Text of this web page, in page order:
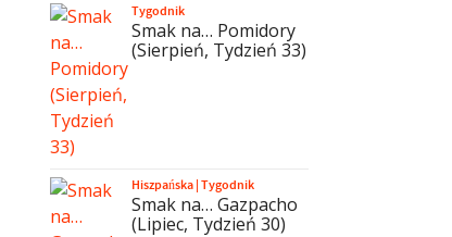
Tygodnik
Smak na… Pomidory
(Sierpień, Tydzień 33)
Hiszpańska|Tygodnik
Smak na… Gazpacho
(Lipiec, Tydzień 30)